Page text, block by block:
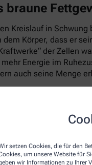
setzen Cookies, die für den
um unsere Website für
wir Informationen zu Ihrer
braune
Kreislauf in
Körper, dass er
der Zellen
Energie im
auch seine Menge